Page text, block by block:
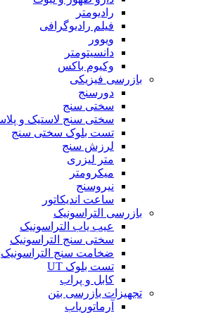
رادیومتر
فیلم رادیوگرافی
ویوور
دانسیتومتر
وکیوم باکس
بازرسی فیزیکی
دورسنج
سختی سنج
سختی سنج لاستیک و
تست بلوک سختی سنج
لرزش سنج
متر لیزری
میکرومتر
نیروسنج
ساعت اندیکاتور
بازرسی التراسونیک
عیب یاب التراسونیک
سختی سنج التراسونیک
ضخامت سنج التراسونیک
تست بلوک UT
کابل و پراب
تجهیزات بازرسی بتن
آرماتوریاب